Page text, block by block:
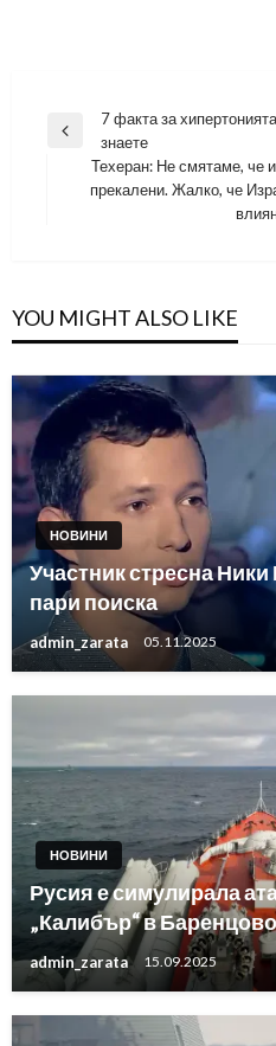
Навигация
Previous
7 факта за
знаете
Next
Техеран: Не смятаме, че
прекалени. Жалко, че
YOU MIGHT ALSO LIKE
НОВИНИ
Участник стресна
пари поиска
admin_zarata 05.11.2025
НОВИНИ
Русия е симулирала
„Калибър“ в
admin_zarata 15.09.2025